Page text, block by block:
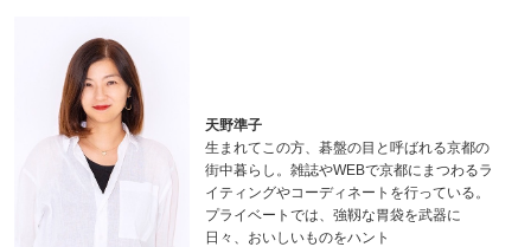
天野準子
生まれてこの方、碁盤の目と呼ばれる京都の
街中暮らし。雑誌やWEBで京都にまつわるラ
イティングやコーディネートを行っている。
プライベートでは、強靱な胃袋を武器に
日々、おいしいものをハント